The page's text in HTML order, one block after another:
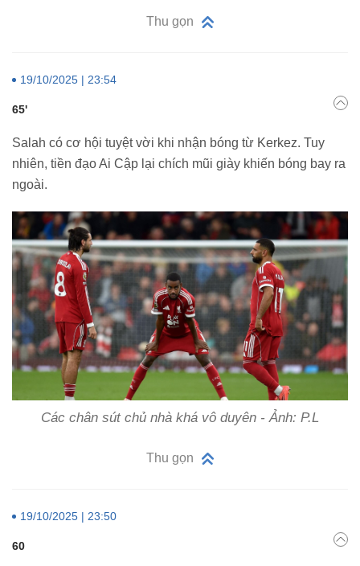
Thu gọn
19/10/2025 | 23:54
65'
Salah có cơ hội tuyệt vời khi nhận bóng từ Kerkez. Tuy
nhiên, tiền đạo Ai Cập lại chích mũi giày khiến bóng bay ra
ngoài.
Các chân sút chủ nhà khá vô duyên - Ảnh: P.L
Thu gọn
19/10/2025 | 23:50
60